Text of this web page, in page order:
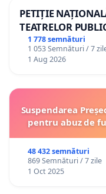
PETIȚIE
TEATRELOR
ROMÂNIA
1 778 semnături
1 053 Semnături / 7
1 Aug 2026
Suspendarea
pentru abuz de
48 432 semnături
869 Semnături / 7 zile
1 Oct 2025